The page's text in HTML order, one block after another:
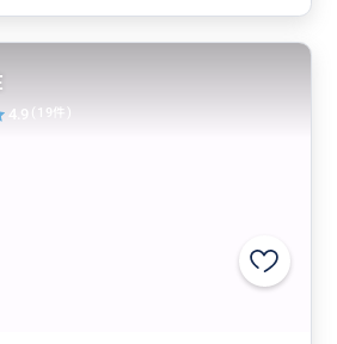
4.9 (19件)